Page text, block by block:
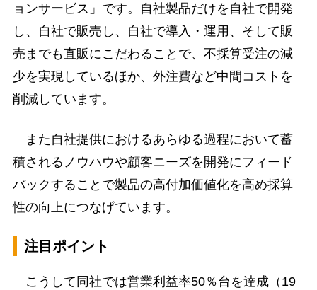
ョンサービス」です。自社製品だけを自社で開発
し、自社で販売し、自社で導入・運用、そして販
売までも直販にこだわることで、不採算受注の減
少を実現しているほか、外注費など中間コストを
削減しています。
また自社提供におけるあらゆる過程において蓄
積されるノウハウや顧客ニーズを開発にフィード
バックすることで製品の高付加価値化を高め採算
性の向上につなげています。
注目ポイント
こうして同社では営業利益率50％台を達成（19